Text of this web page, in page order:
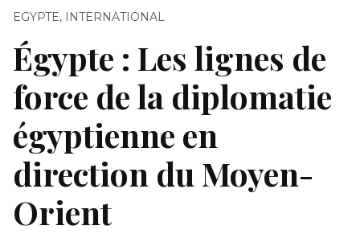
EGYPTE, INTERNATIONAL
Égypte : Les lignes de
force de la diplomatie
égyptienne en
direction du Moyen-
Orient